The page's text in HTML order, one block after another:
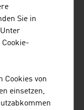
führenden
und
Sie in
Cookies von
einsetzen,